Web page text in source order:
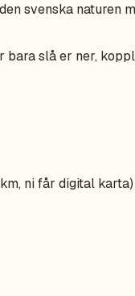
svenska
slå er ner,
ni får digital